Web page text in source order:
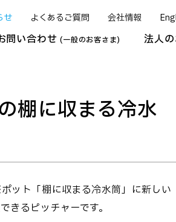
せ よくあるご質問 会社情報
問い合わせ(一般のお客さま) 法人
棚に収まる冷水
ット「棚に収まる冷水筒」に新しい
きるピッチャーです。